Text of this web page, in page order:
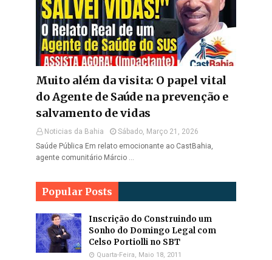
Muito além da visita: O papel vital
do Agente de Saúde na prevenção e
salvamento de vidas
Noticias da Bahia
Sábado, Março 21, 2026
Saúde Pública Em relato emocionante ao CastBahia,
agente comunitário Márcio …
Popular Posts
Inscrição do Construindo um
Sonho do Domingo Legal com
Celso Portiolli no SBT
Quarta-Feira, Maio 18, 2011